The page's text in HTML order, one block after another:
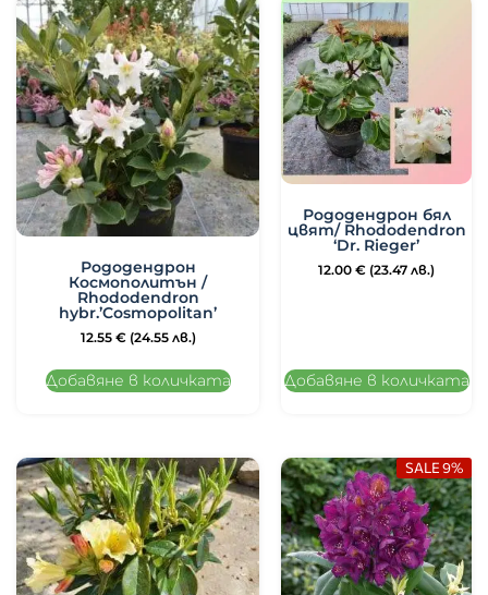
Рододендрон
Космополитън /
Rhododendron
hybr.’Cosmopolitan’
12.55 € (24.55 лв.)
Добавяне в количката
Рододендрон бял
цвят/ Rhododendron
‘Dr. Rieger’
12.00 € (23.47 лв.)
Добавяне в количката
SALE 9%